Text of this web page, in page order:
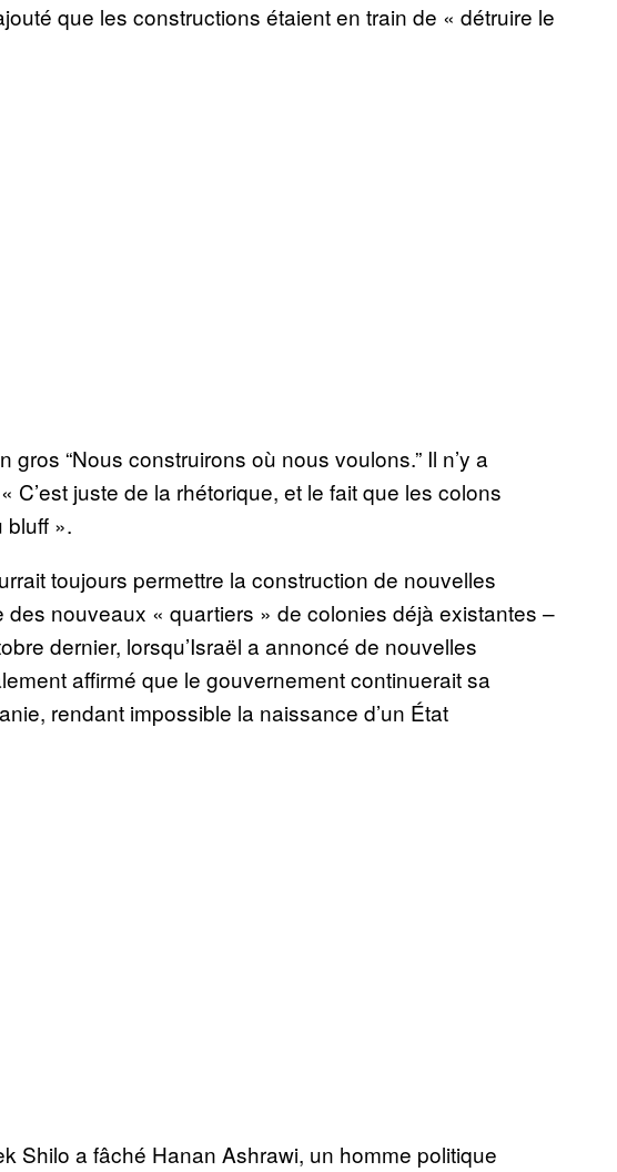
que les constructions étaient en train de « détruire le
“Nous construirons où nous voulons.” Il n’y a
C’est juste de la rhétorique, et le fait que les colons
bluff ».
toujours permettre la construction de nouvelles
nouveaux « quartiers » de colonies déjà existantes –
dernier, lorsqu’Israël a annoncé de nouvelles
affirmé que le gouvernement continuerait sa
rendant impossible la naissance d’un État
Shilo a fâché Hanan Ashrawi, un homme politique